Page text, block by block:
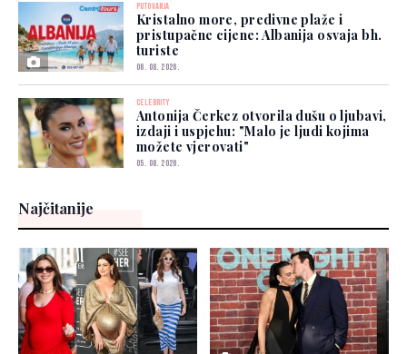
PUTOVANJA
Kristalno more, predivne plaže i
pristupačne cijene: Albanija osvaja bh.
turiste
06. 08. 2026.
CELEBRITY
Antonija Čerkez otvorila dušu o ljubavi,
izdaji i uspjehu: "Malo je ljudi kojima
možete vjerovati"
05. 08. 2026.
Najčitanije